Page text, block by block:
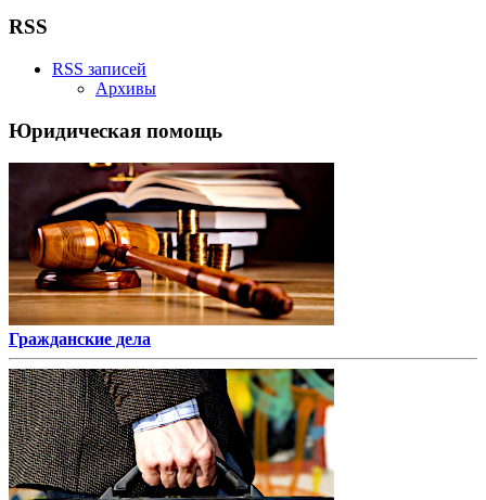
RSS
RSS записей
Архивы
Юридическая помощь
Гражданские дела